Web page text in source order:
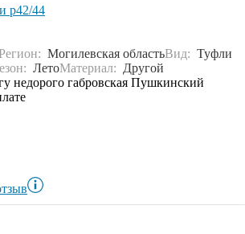
р42/44
Могилевская областьВид: Туфли
ЛетоМатериал: Другой
недорого габровская Пушкинский